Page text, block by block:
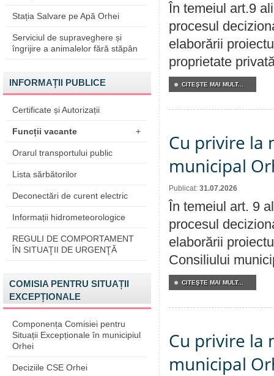
Stația Salvare pe Apă Orhei
Serviciul de supraveghere și
îngrijire a animalelor fără stăpân
INFORMAȚII PUBLICE
Certificate și Autorizații
Funcții vacante +
Orarul transportului public
Lista sărbătorilor
Deconectări de curent electric
Informații hidrometeorologice
REGULI DE COMPORTAMENT
ÎN SITUAŢII DE URGENŢĂ
COMISIA PENTRU SITUAȚII
EXCEPȚIONALE
Componența Comisiei pentru
Situații Excepționale în municipiul
Orhei
Deciziile CSE Orhei
În temeiul art.9
procesul
elaborării
proprietate
CITEŞTE MAI MULT...
Cu privire la
municipal
Publicat: 31.07.2026
În temeiul art. 9
procesul
elaborării
Consiliului
CITEŞTE MAI MULT...
Cu privire la
municipal